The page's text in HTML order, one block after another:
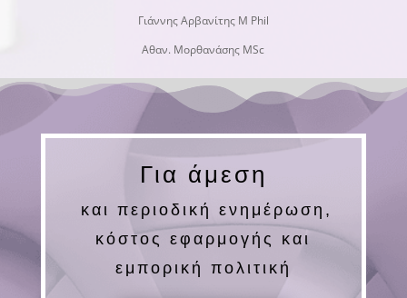
Γιάννης Αρβανίτης M Phil
Αθαν. Μορθανάσης MSc
Για άμεση
και περιοδική ενημέρωση,
κόστος εφαρμογής και
εμπορική πολιτική